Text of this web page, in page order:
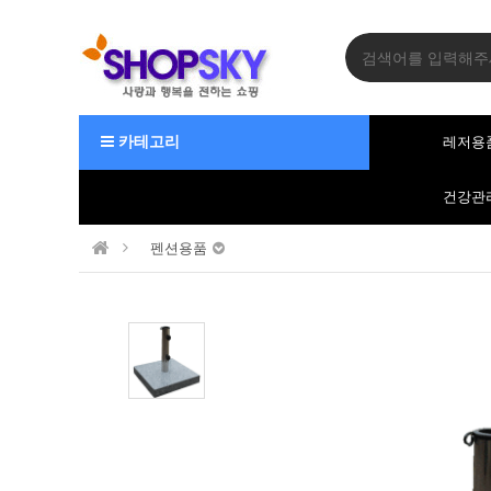
카테고리 레저용
건강관
펜션용품